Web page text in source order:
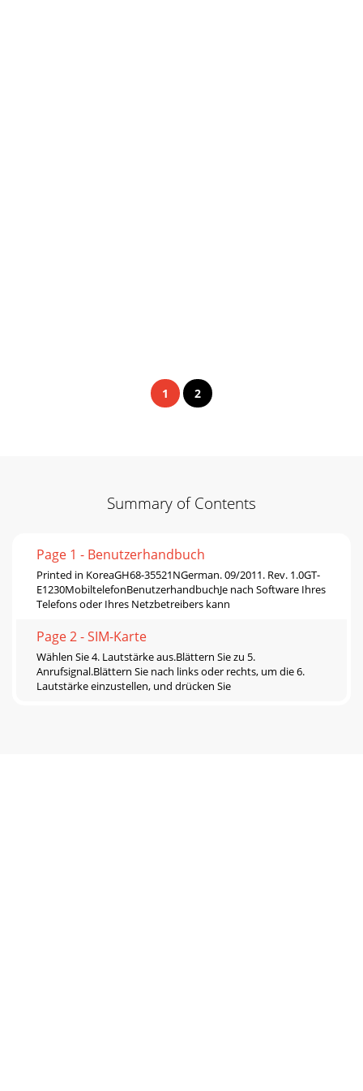
1 2
Summary of Contents
Page 1 - Benutzerhandbuch
Printed in KoreaGH68-35521NGerman. 09/2011. Rev. 1.0GT-
E1230MobiltelefonBenutzerhandbuchJe nach Software Ihres
Telefons oder Ihres Netzbetreibers kann
Page 2 - SIM-Karte
Wählen Sie 4. Lautstärke aus.Blättern Sie zu 5.
Anrufsignal.Blättern Sie nach links oder rechts, um die 6.
Lautstärke einzustellen, und drücken Sie